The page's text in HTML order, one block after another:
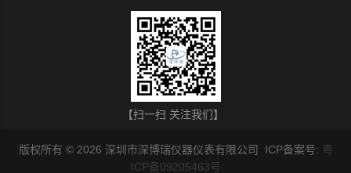
【扫一扫 关注我们】
版权所有 © 2026 深圳市深博瑞仪器仪表有限公司 ICP备案号: 粤
ICP备09205463号